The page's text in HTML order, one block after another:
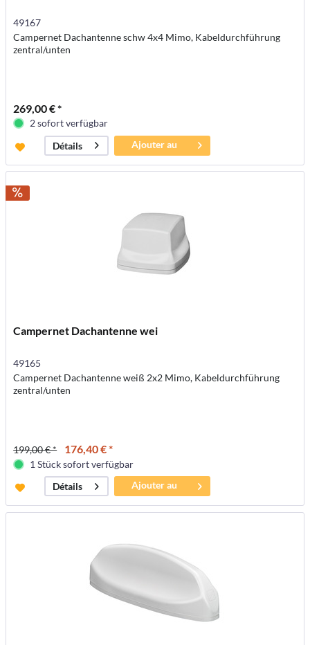
49167
Campernet Dachantenne schw 4x4 Mimo, Kabeldurchführung
zentral/unten
269,00 € *
2 sofort verfügbar
Détails
Ajouter au
panier
Campernet Dachantenne wei
49165
Campernet Dachantenne weiß 2x2 Mimo, Kabeldurchführung
zentral/unten
199,00 € * 176,40 € *
1 Stück sofort verfügbar
Détails
Ajouter au
panier